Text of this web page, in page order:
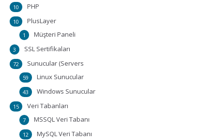
PHP
10
PlusLayer
10
Müşteri Paneli
1
SSL Sertifikaları
3
Sunucular (Servers
72
Linux Sunucular
59
Windows Sunucular
43
Veri Tabanları
15
MSSQL Veri Tabanı
7
MySQL Veri Tabanı
12